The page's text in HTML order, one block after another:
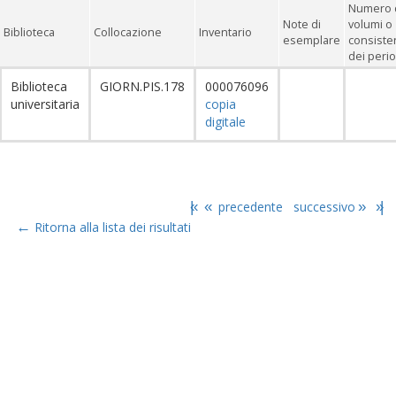
Biblioteca Collocazione Inventario
Note di
esemplare
Numero
volumi o
dei
Biblioteca
universitaria
GIORN.PIS.178
000076096
copia
digitale
|« « precedente successivo » »|
← Ritorna alla lista dei risultati